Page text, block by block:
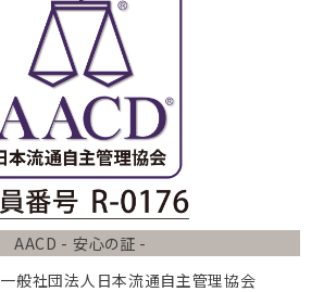
AACD - 安心の証 -
一般社団法人 日本流通自主管理協会